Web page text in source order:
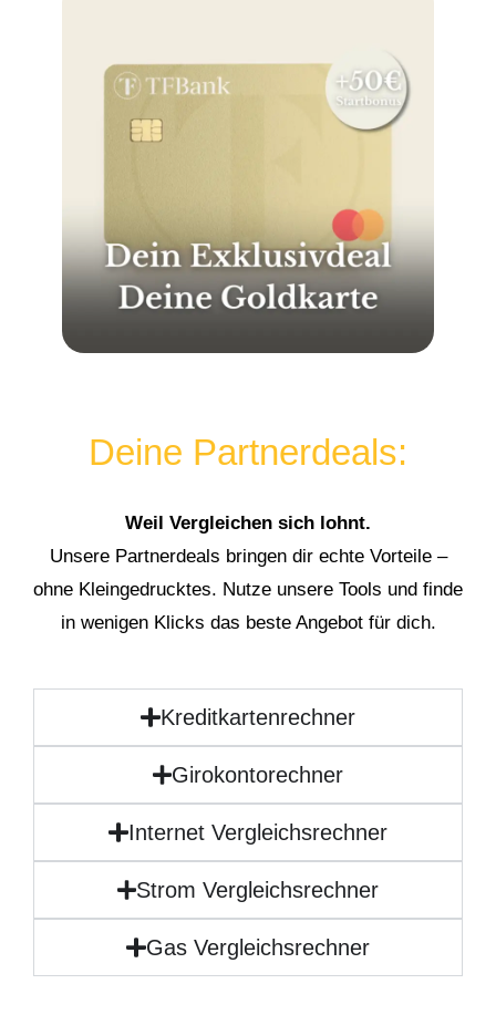
Deine Partnerdeals:
Weil Vergleichen sich lohnt.
Unsere Partnerdeals bringen dir echte Vorteile –
ohne Kleingedrucktes. Nutze unsere Tools und finde
in wenigen Klicks das beste Angebot für dich.
Kreditkartenrechner
Girokontorechner
Internet Vergleichsrechner
Strom Vergleichsrechner
Gas Vergleichsrechner